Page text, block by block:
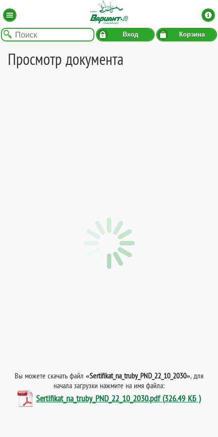
Вход Корзина
Просмотр документа
Вы можете скачать файл «Sertifikat_na_truby_PND_22_10_2030», для
начала загрузки нажмите на имя файла:
Sertifikat_na_truby_PND_22_10_2030.pdf (326.49 КБ )